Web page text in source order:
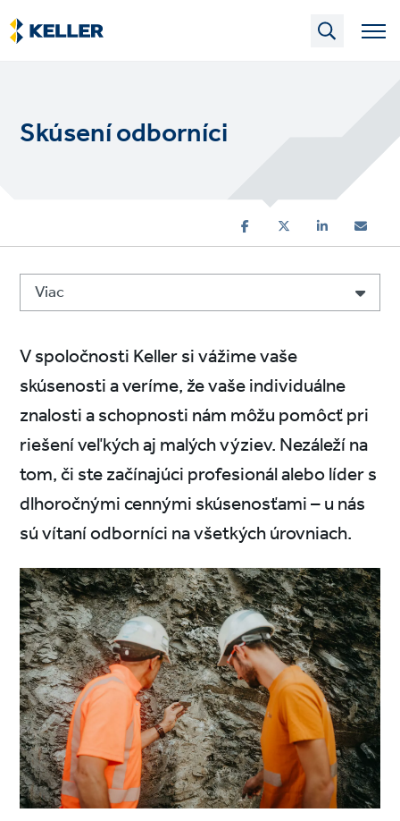
Skip
to
main
Skúsení odborníci
Viac
V spoločnosti Keller si vážime vaše
skúsenosti a veríme, že vaše individuálne
znalosti a schopnosti nám môžu pomôcť pri
riešení veľkých aj malých výziev. Nezáleží na
tom, či ste začínajúci profesionál alebo líder s
dlhoročnými cennými skúsenosťami – u nás
sú vítaní odborníci na všetkých úrovniach.